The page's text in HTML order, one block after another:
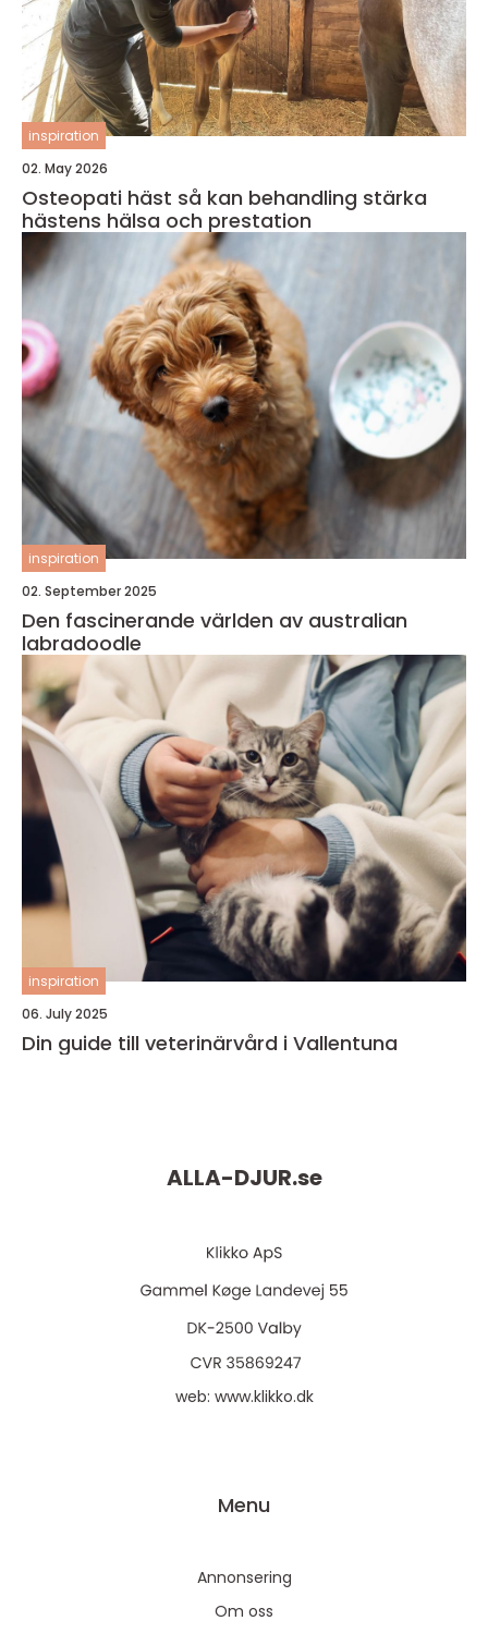
inspiration
02. May 2026
Osteopati häst så kan behandling stärka
hästens hälsa och prestation
inspiration
02. September 2025
Den fascinerande världen av australian
labradoodle
inspiration
06. July 2025
Din guide till veterinärvård i Vallentuna
ALLA-DJUR.se
web: www.klikko.dk
Menu
Annonsering
Om oss